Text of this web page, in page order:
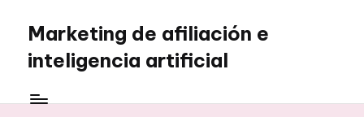
Saltar
contenido
Marketing de afiliación e
inteligencia artificial